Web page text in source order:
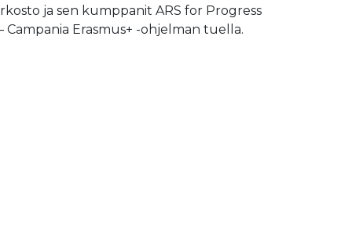
ja sen kumppanit ARS for Progress
Erasmus+ -ohjelman tuella.